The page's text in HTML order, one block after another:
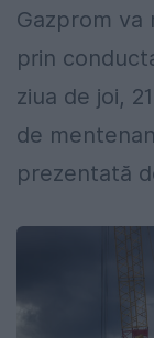
Gazprom va
prin
ziua de joi,
de
prezentată